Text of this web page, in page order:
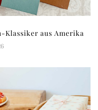
Klassiker aus Amerika